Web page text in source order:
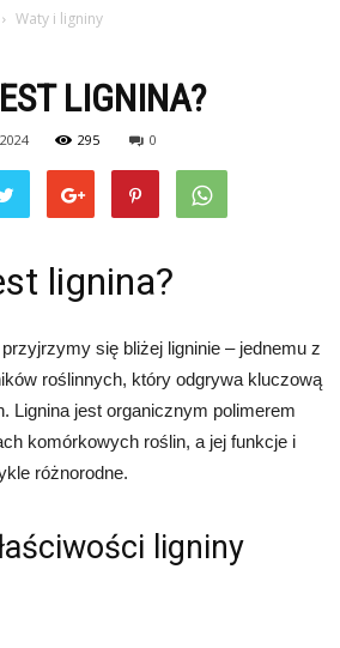
Waty i ligniny
LIGNINA?
295 0
lignina?
się bliżej ligninie – jednemu z
roślinnych, który odgrywa kluczową
Lignina jest organicznym polimerem
komórkowych roślin, a jej funkcje i
różnorodne.
ligniny